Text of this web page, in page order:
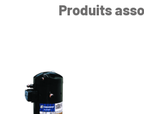
Produits